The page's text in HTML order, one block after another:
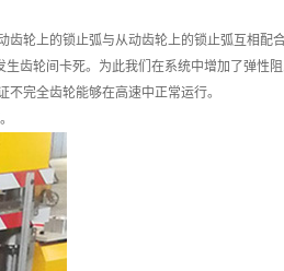
轮上的锁止弧与从动齿轮上的锁止弧互相配
齿轮间卡死。为此我们在系统中增加了弹性阻
完全齿轮能够在高速中正常运行。